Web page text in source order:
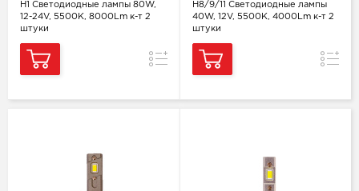
H1 Светодиодные лампы 80W,
12-24V, 5500K, 8000Lm к-т 2
штуки
Сравнение
H8/9/11 Светодиодные лампы
40W, 12V, 5500K, 4000Lm к-т 2
штуки